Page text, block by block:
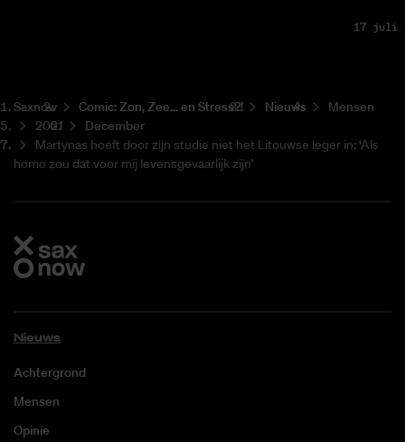
17 juli
Saxnow Co­mic: Zon, Zee... en Stress?! Nieuws
Mensen
2021
December
Martynas hoeft door zijn studie niet het Litouwse leger in: ‘Als
homo zou dat voor mij levensgevaarlijk zijn’
Nieuws
Achtergrond
Mensen
Opinie